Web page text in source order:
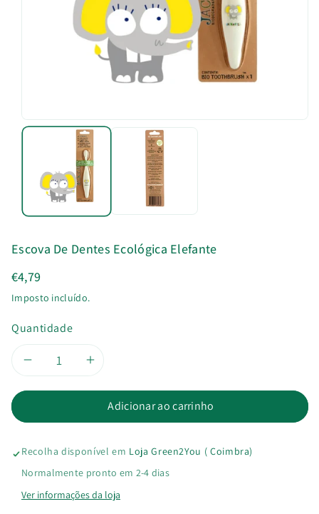
Escova De Dentes Ecológica Elefante
€4,79
Imposto incluído.
Quantidade
Diminuir
de
Escova
Aumentar
de
Escova
Adicionar ao carrinho
Recolha disponível em Loja Green2You ( Coimbra)
Normalmente pronto em 2-4 dias
Ver informações da loja